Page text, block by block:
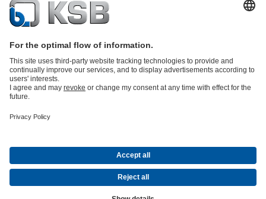
SupremeServ: Premium servis za pumpe i armature
Građevinska tehnologijaEnergetska tehnologija
TvrtkaDogađajiMedijiCareer opportunities at KSBDruštvene mreže